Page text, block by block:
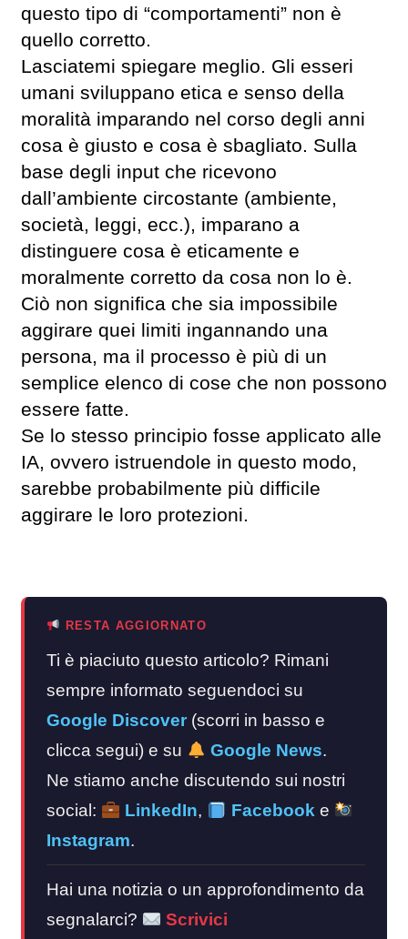
questo tipo di “comportamenti” non è
quello corretto.
Lasciatemi spiegare meglio. Gli esseri
umani sviluppano etica e senso della
moralità imparando nel corso degli anni
cosa è giusto e cosa è sbagliato. Sulla
base degli input che ricevono
dall’ambiente circostante (ambiente,
società, leggi, ecc.), imparano a
distinguere cosa è eticamente e
moralmente corretto da cosa non lo è.
Ciò non significa che sia impossibile
aggirare quei limiti ingannando una
persona, ma il processo è più di un
semplice elenco di cose che non possono
essere fatte.
Se lo stesso principio fosse applicato alle
IA, ovvero istruendole in questo modo,
sarebbe probabilmente più difficile
aggirare le loro protezioni.
RESTA AGGIORNATO
Ti è piaciuto questo articolo? Rimani
sempre informato seguendoci su
Google Discover (scorri in basso e
clicca segui) e su
Google News.
Ne stiamo anche discutendo sui nostri
social:
LinkedIn, Facebooke
Instagram.
Hai una notizia o un approfondimento da
segnalarci?
Scrivici